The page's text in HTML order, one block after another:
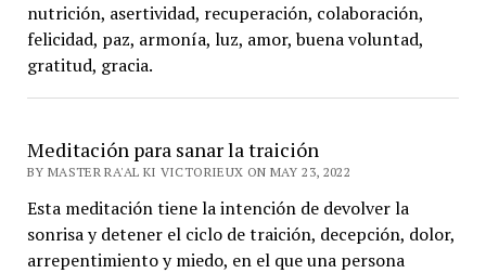
nutrición, asertividad, recuperación, colaboración,
felicidad, paz, armonía, luz, amor, buena voluntad,
gratitud, gracia.
Meditación para sanar la traición
BY MASTER RA'AL KI VICTORIEUX ON MAY 23, 2022
Esta meditación tiene la intención de devolver la
sonrisa y detener el ciclo de traición, decepción, dolor,
arrepentimiento y miedo, en el que una persona